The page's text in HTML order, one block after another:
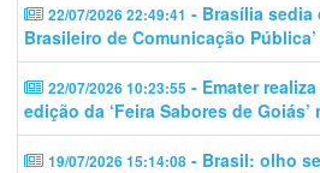
22/07/2026 22:49:41 - Brasília sedia
Brasileiro de Comunicação Pública’
22/07/2026 10:23:55 - Emater
edição da ‘Feira Sabores de Goiás’
19/07/2026 15:14:08 - Brasil: olho